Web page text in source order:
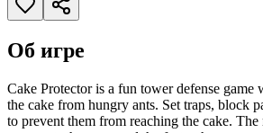
Об игре
Cake Protector is a fun tower defense game
the cake from hungry ants. Set traps, block
to prevent them from reaching the cake.